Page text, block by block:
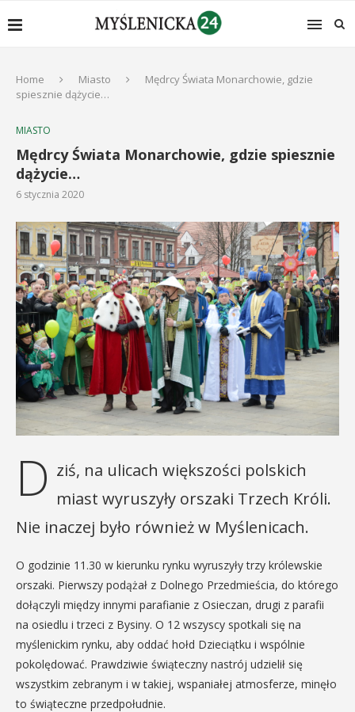
Home Miasto
Mędrcy Świata Monarchowie, gdzie
spiesznie dążycie…
MIASTO
Mędrcy Świata Monarchowie, gdzie spiesznie
dążycie…
6 stycznia 2020
D ziś, na ulicach większości polskich
miast wyruszyły orszaki Trzech Króli.
Nie inaczej było również w Myślenicach.
O godzinie 11.30 w kierunku rynku wyruszyły trzy królewskie
orszaki. Pierwszy podążał z Dolnego Przedmieścia, do którego
dołączyli między innymi parafianie z Osieczan, drugi z parafii
na osiedlu i trzeci z Bysiny. O 12 wszyscy spotkali się na
myślenickim rynku, aby oddać hołd Dzieciątku i wspólnie
pokolędować. Prawdziwie świąteczny nastrój udzielił się
wszystkim zebranym i w takiej, wspaniałej atmosferze, minęło
to świąteczne przedpołudnie.